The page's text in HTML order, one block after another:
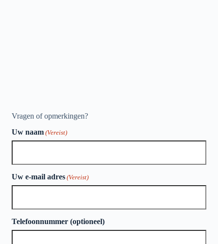
Vragen of opmerkingen?
Uw naam (Vereist)
Uw e-mail adres (Vereist)
Telefoonnummer (optioneel)